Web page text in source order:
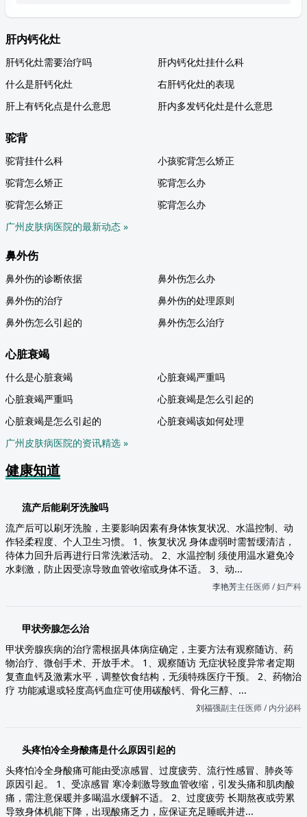
肝内钙化灶
肝钙化灶需要治疗吗
肝内钙化灶挂什么科
什么是肝钙化灶
右肝钙化灶的表现
肝上有钙化点是什么意思
肝内多发钙化灶是什么意思
驼背
驼背挂什么科
小孩驼背怎么矫正
驼背怎么矫正
驼背怎么办
驼背怎么矫正
驼背怎么办
广州皮肤病医院的最新动态 »
鼻外伤
鼻外伤的诊断依据
鼻外伤怎么办
鼻外伤的治疗
鼻外伤的处理原则
鼻外伤怎么引起的
鼻外伤怎么治疗
心脏衰竭
什么是心脏衰竭
心脏衰竭严重吗
心脏衰竭严重吗
心脏衰竭是怎么引起的
心脏衰竭是怎么引起的
心脏衰竭该如何处理
广州皮肤病医院的资讯精选 »
健康知道
流产后能刷牙洗脸吗
流产后可以刷牙洗脸，主要影响因素有身体恢复状况、水温控制、动
作轻柔程度、个人卫生习惯。 1、恢复状况 身体虚弱时需暂缓清洁，
待体力回升后再进行日常洗漱活动。 2、水温控制 须使用温水避免冷
水刺激，防止因受凉导致血管收缩或身体不适。 3、动...
李艳芳主任医师 / 妇产科
甲状旁腺怎么治
甲状旁腺疾病的治疗需根据具体病症确定，主要方法有观察随访、药
物治疗、微创手术、开放手术。 1、观察随访 无症状轻度异常者定期
复查血钙及激素水平，调整饮食结构，无须特殊医疗干预。 2、药物治
疗 功能减退或轻度高钙血症可使用碳酸钙、骨化三醇、...
刘福强副主任医师 / 内分泌科
头疼怕冷全身酸痛是什么原因引起的
头疼怕冷全身酸痛可能由受凉感冒、过度疲劳、流行性感冒、肺炎等
原因引起。 1、受凉感冒 寒冷刺激导致血管收缩，引发头痛和肌肉酸
痛，需注意保暖并多喝温水缓解不适。 2、过度疲劳 长期熬夜或劳累
导致身体机能下降，出现酸痛乏力，应保证充足睡眠并进...